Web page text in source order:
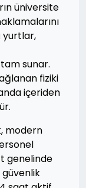
üniversite
yurtlar,
sunar.
fiziki
içeriden
modern
genelinde